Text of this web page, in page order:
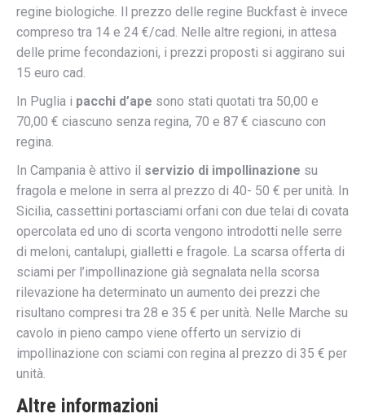
regine biologiche. Il prezzo delle regine Buckfast è invece
compreso tra 14 e 24 €/cad. Nelle altre regioni, in attesa
delle prime fecondazioni, i prezzi proposti si aggirano sui
15 euro cad.
In Puglia i pacchi d’ape sono stati quotati tra 50,00 e
70,00 € ciascuno senza regina, 70 e 87 € ciascuno con
regina.
In Campania è attivo il servizio di impollinazione su
fragola e melone in serra al prezzo di 40- 50 € per unità. In
Sicilia, cassettini portasciami orfani con due telai di covata
opercolata ed uno di scorta vengono introdotti nelle serre
di meloni, cantalupi, gialletti e fragole. La scarsa offerta di
sciami per l’impollinazione già segnalata nella scorsa
rilevazione ha determinato un aumento dei prezzi che
risultano compresi tra 28 e 35 € per unità. Nelle Marche su
cavolo in pieno campo viene offerto un servizio di
impollinazione con sciami con regina al prezzo di 35 € per
unità.
Altre informazioni